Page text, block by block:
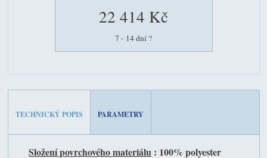
22 414 Kč
7 - 14 dní ?
TECHNICKÝ POPIS PARAMETRY
Složení povrchového materiálu : 100% polyester